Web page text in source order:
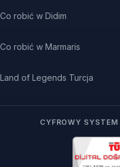
Co robić w Didim
Co robić w Marmaris
Land of Legends Turcja
CYFROWY